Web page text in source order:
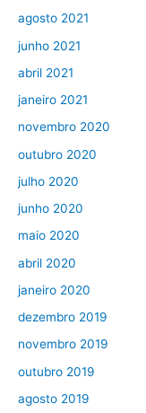
agosto 2021
junho 2021
abril 2021
janeiro 2021
novembro 2020
outubro 2020
julho 2020
junho 2020
maio 2020
abril 2020
janeiro 2020
dezembro 2019
novembro 2019
outubro 2019
agosto 2019